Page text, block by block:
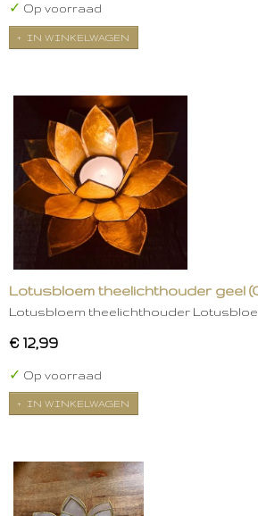
✓ Op voorraad
IN WINKELWAGEN
Lotusbloem theelichthouder geel
Lotusbloem theelichthouder
€ 12,99
✓ Op voorraad
IN WINKELWAGEN